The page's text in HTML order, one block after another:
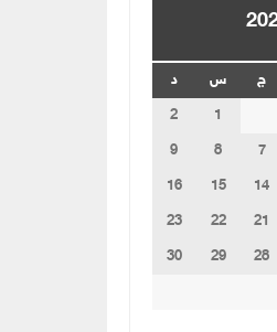
ج س
د
1
2
7
8
9
14
15
16
21
22
23
28
29
30